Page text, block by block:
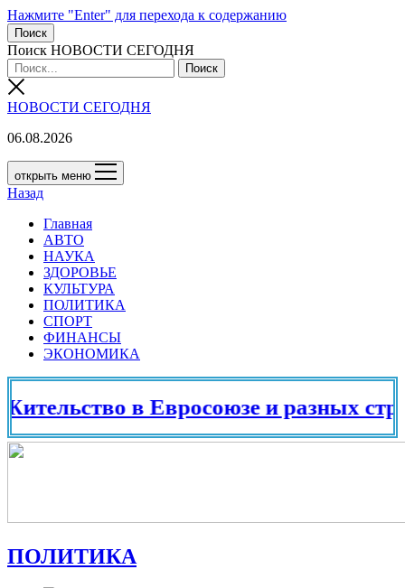
Нажмите "Enter" для перехода к содержанию
Поиск
Поиск НОВОСТИ СЕГОДНЯ
НОВОСТИ СЕГОДНЯ
06.08.2026
открыть меню
Назад
Главная
АВТО
НАУКА
ЗДОРОВЬЕ
КУЛЬТУРА
ПОЛИТИКА
СПОРТ
ФИНАНСЫ
ЭКОНОМИКА
в Евросоюзе и разных странах
ПОЛИТИКА